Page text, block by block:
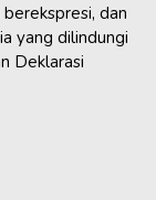
dan
yang dilindungi
Deklarasi